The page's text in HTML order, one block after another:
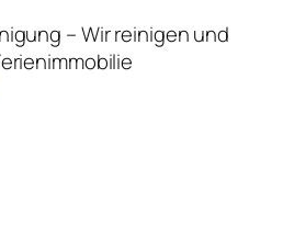
– Wir reinigen und